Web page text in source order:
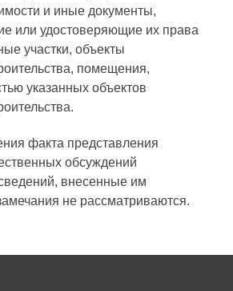
и иные документы,
или удостоверяющие их права
участки, объекты
помещения,
указанных объектов
факта представления
обсуждений
внесенные им
не рассматриваются.